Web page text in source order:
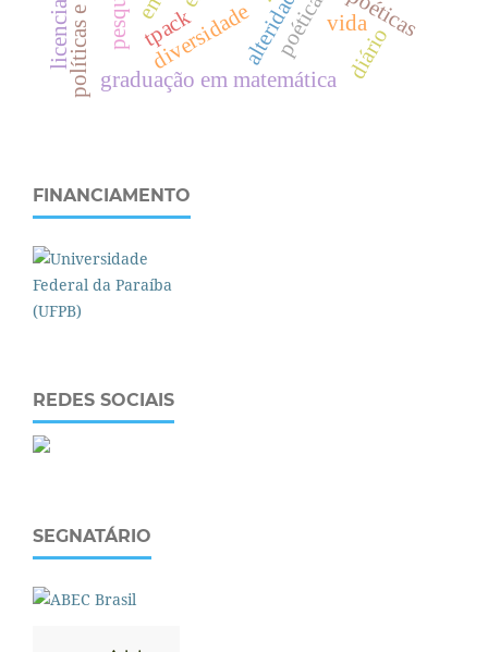
diversidade
graduação em matemática
tpack alteridade
poéticavida
diário
FINANCIAMENTO
REDES SOCIAIS
SEGNATÁRIO